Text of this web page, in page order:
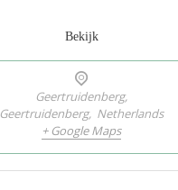
Bekijk
Geertruidenberg,
Geertruidenberg, Netherlands
+ Google Maps